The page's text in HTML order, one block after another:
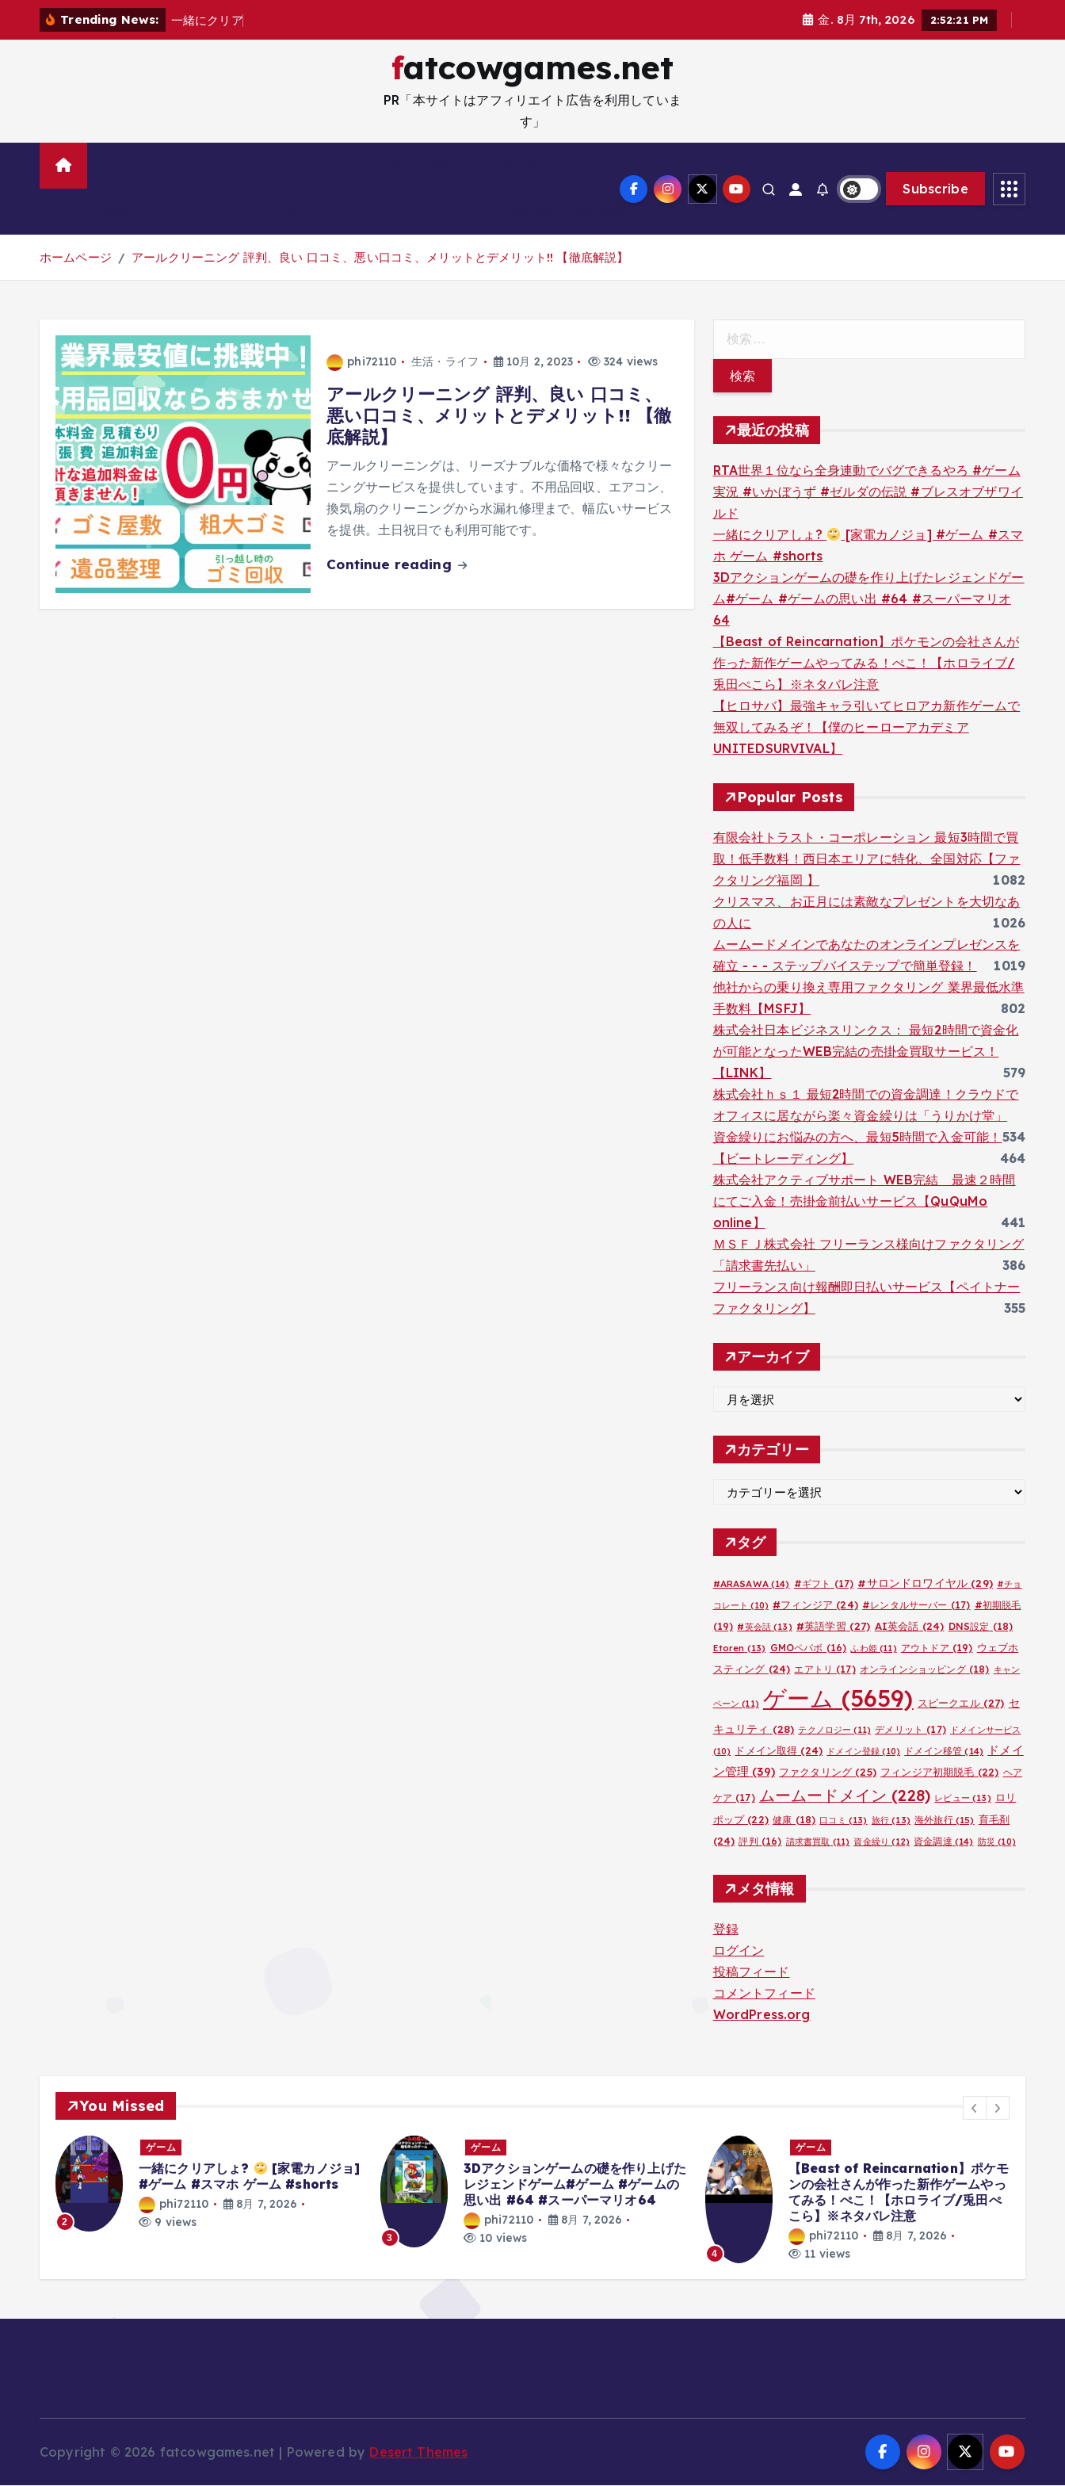
Trending News: 一緒に ク リ ア 金. 8月 7th, 2026 2:52:22 PM
fatcowgames.net
PR「本サイトはアフィリエイト広告を利用していま
す」
Subscribe
ホームページ アールクリーニング 評判、良い 口コミ、悪い口コミ、メリットとデメリット!! 【徹底解説】
phi72110 生活・ライフ 10月 2, 2023 324 views
アールクリーニング 評判、良い 口コミ、
悪い口コミ、メリットとデメリット!! 【徹
底解説】
アールクリーニングは、リーズナブルな価格で様々なクリー
ニングサービスを提供しています。不用品回収、エアコン、
換気扇のクリーニングから水漏れ修理まで、幅広いサービス
を提供。土日祝日でも利用可能です。
Continue reading
最近の投稿
RTA世界１位なら全身連動でバグできるやろ #ゲーム
実況 #いかぼうず #ゼルダの伝説 #ブレスオブザワイ
ルド
一緒にクリアしょ?
[家電カノジョ] #ゲーム #スマ
ホ ゲーム #shorts
3Dアクションゲームの礎を作り上げたレジェンドゲー
ム#ゲーム #ゲームの思い出 #64 #スーパーマリオ
64
【Beast of Reincarnation】ポケモンの会社さんが
作った新作ゲームやってみる！ぺこ！【ホロライブ/
兎田ぺこら】※ネタバレ注意
【ヒロサバ】最強キャラ引いてヒロアカ新作ゲームで
無双してみるぞ！【僕のヒーローアカデミア
UNITEDSURVIVAL】
Popular Posts
有限会社トラスト・コーポレーション 最短3時間で買
取！低手数料！西日本エリアに特化、全国対応【ファ
クタリング福岡 】
1082
クリスマス、お正月には素敵なプレゼントを大切なあ
の人に
1026
ムームードメインであなたのオンラインプレゼンスを
確立 - - - ステップバイステップで簡単登録！
1019
他社からの乗り換え専用ファクタリング 業界最低水準
手数料【MSFJ】
802
株式会社日本ビジネスリンクス： 最短2時間で資金化
が可能となったWEB完結の売掛金買取サービス！
【LINK】
579
株式会社ｈｓ１ 最短2時間での資金調達！クラウドで
オフィスに居ながら楽々資金繰りは「うりかけ堂」
534
資金繰りにお悩みの方へ、最短5時間で入金可能！
【ビートレーディング】
464
株式会社アクティブサポート WEB完結 最速２時間
にてご入金！売掛金前払いサービス【QuQuMo
online】
441
ＭＳＦＪ株式会社 フリーランス様向けファクタリング
「請求書先払い」
386
フリーランス向け報酬即日払いサービス【ペイトナー
ファクタリング】
355
アーカイブ
カ
イ
カテゴリー
ゴ
リ
タグ
#ARASAWA(14) #ギフト (17) #サロンドロワイヤル (29) #チョ
コレート (10) #フィンジア (24) #レンタルサーバー (17) #初期脱毛
(19) #英会話 (13) #英語学習 (27) AI英会話 (24) DNS設定 (18)
Etoren (13) GMOペパボ (16) ふわ姫(11) アウトドア (19) ウェブホ
スティング (24) エアトリ (17) オンラインショッピング(18) キャン
ペーン (11) ゲーム (5659) スピークエル(27) セ
キュリティ (28) テクノロジー (11) デメリット (17)
ドメインサービス
(10)
ドメイン取得 (24) ドメイン登録 (10) ドメイン移管 (14)
ドメイ
ン管理 (39) ファクタリング (25) フィンジア初期脱毛 (22) ヘア
ケア (17) ムームードメイン (228) レビュー (13) ロリ
ポップ(22) 健康 (18) 口コミ (13) 旅行 (13) 海外旅行(15) 育毛剤
(24) 評判 (16) 請求書買取 (11) 資金繰り (12) 資金調達 (14) 防災 (10)
メタ情報
登録
ログイン
投稿フィード
コメントフィード
WordPress.org
You Missed
2
ゲーム
一緒にクリアしょ?
[家電カノジョ]
#ゲーム #スマホ ゲーム #shorts
phi72110
8月 7, 2026
9 views
3
ゲーム
3Dアクションゲームの礎を作り上げた
レジェンドゲーム#ゲーム #ゲームの
思い出 #64 #スーパーマリオ64
phi72110
8月 7, 2026
10 views
4
ゲーム
【Beast of Reincarnation】ポケモ
ンの会社さんが作った新作ゲームやっ
てみる！ぺこ！【ホロライブ/兎田ぺ
こら】※ネタバレ注意
phi72110
8月 7, 2026
11 views
Copyright © 2026 fatcowgames.net | Powered by Desert Themes